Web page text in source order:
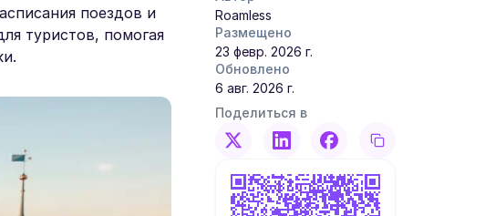
поездов и
туристов, помогая
Roamless
Размещено
23 февр. 2026 г.
Обновлено
6 авг. 2026 г.
Поделиться в